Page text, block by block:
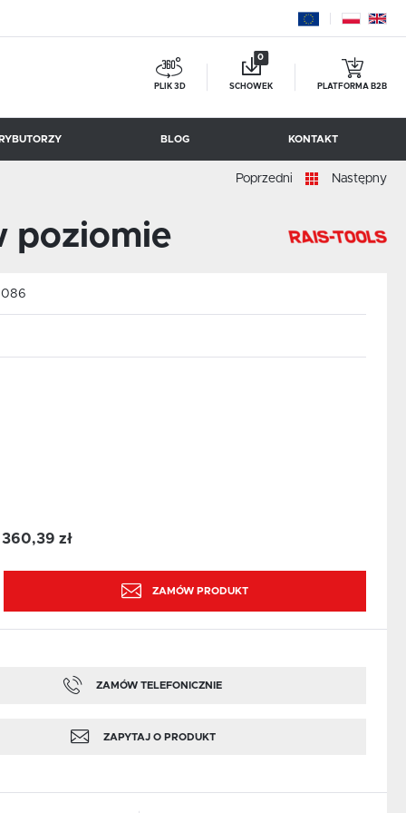
PLIK 3D
0
SCHOWEK PLATFORMA B2B
BLOG KONTAKT
Poprzedni Następny
poziomie
086
360,39 zł
ZAMÓW PRODUKT
ZAMÓW TELEFONICZNIE
ZAPYTAJ O PRODUKT